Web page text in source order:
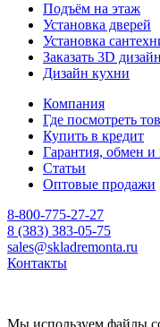
Подъём на этаж
Установка дверей
Установка
Заказать 3D дизайн
Дизайн кухни
Компания
Где посмотреть
Купить в кредит
Гарантия, обмен и
Статьи
Оптовые продажи
8-800-775-27-27
8 (383) 383-05-75
sales@skladremonta.ru
Контакты
Мы используем файлы